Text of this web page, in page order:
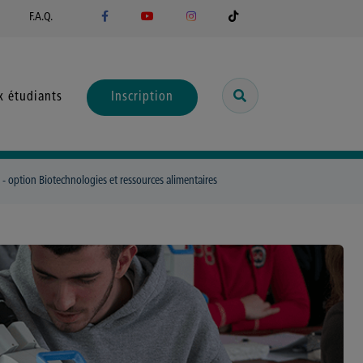
F.A.Q.
étudiants Inscription
option Biotechnologies et ressources alimentaires